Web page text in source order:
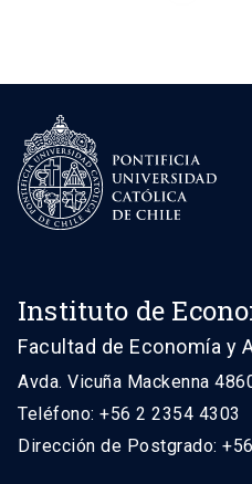
Instituto de
Facultad de Economía y
Avda. Vicuña Mackenna
Teléfono: +56 2 2354 4303
Dirección de Postgrado: